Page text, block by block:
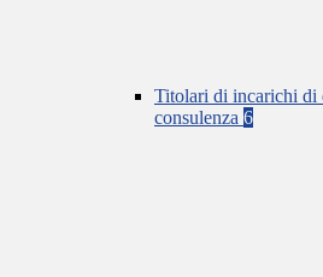
Titolari di incarichi di
consulenza 6